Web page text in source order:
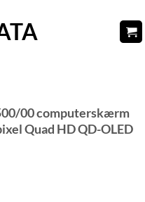
00 computerskærm
Quad HD QD-OLED